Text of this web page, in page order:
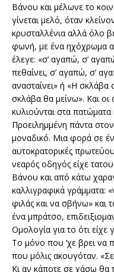
Βάνου και μέλωνε το
γίνεται μελό, όταν
κρυσταλλένια αλλά όλο
φωνή, με ένα ηχόχρωμα
έλεγε: «σ’ αγαπώ, σ’
πεθαίνει, σ’ αγαπώ, σ’
ανασταίνει» ή «Η
σκλάβα θα μείνω». Και οι
κυλιούνται στα πατώματα
Προειλημμένη πάντα
μοναδικό. Μια φορά σε
αυτοκρατορικές
νεαρός οδηγός είχε
Βάνου και από κάτω
καλλιγραφικά γράμματα:
φιλάς και να σβήνω»
ένα μπράτσο,
Ομολογία για το ότι είχε
Το μόνο που ‘χε βρει να
που μόλις ακουγόταν.
Κι αν κάποτε σε χάσω